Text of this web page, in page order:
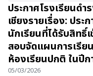
ประกาศโรงเรียนดำ
เชียงรายเรื่อง: ปร
นักเรียนที่ได้รับสิทธิ์เ
สอบจัดแผนการเรี
ห้องเรียนปกติ ในปี
05/03/2026